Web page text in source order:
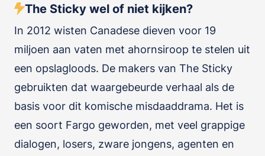
The Sticky wel of niet kijken?
In 2012 wisten Canadese dieven voor 19
miljoen aan vaten met ahornsiroop te stelen uit
een opslagloods. De makers van The Sticky
gebruikten dat waargebeurde verhaal als de
basis voor dit komische misdaaddrama. Het is
een soort Fargo geworden, met veel grappige
dialogen, losers, zware jongens, agenten en